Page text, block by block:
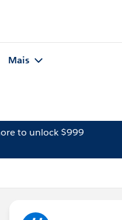
Mais
to unlock $999